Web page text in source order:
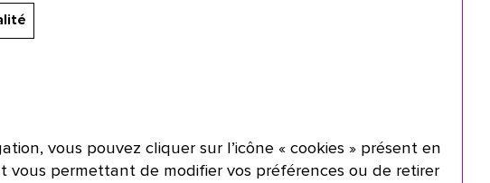
vous pouvez cliquer sur l’icône « cookies » présent en
vous permettant de modifier vos préférences ou de retirer